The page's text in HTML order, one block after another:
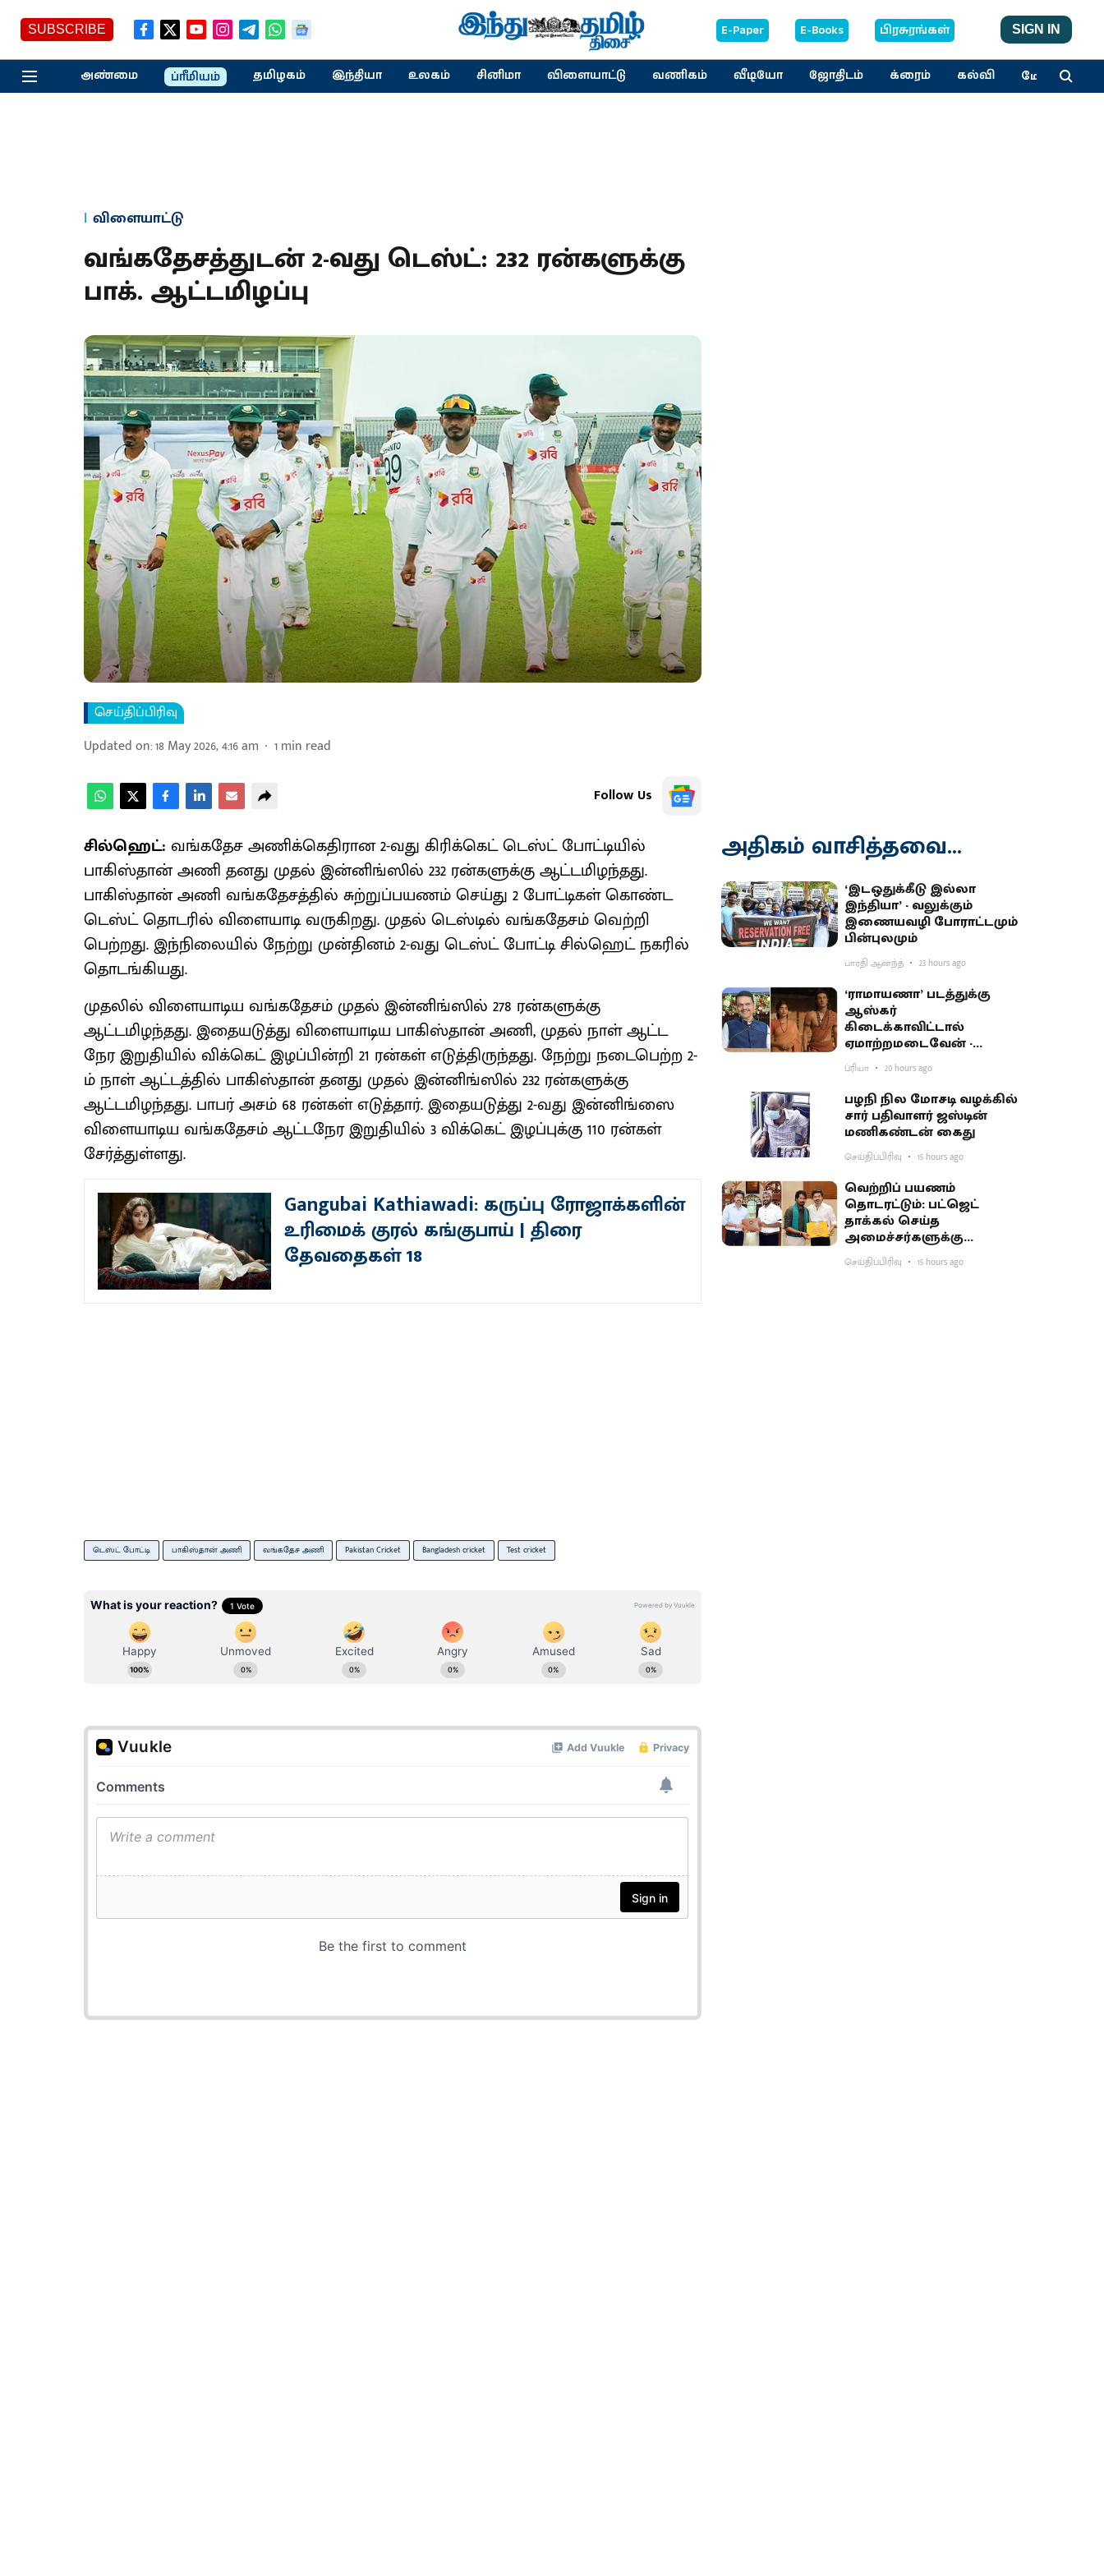
SUBSCRIBE E-Paper E-Books பிரசுரங்கள் SIGN IN
அண்மை ப்ரீமியம் தமிழகம் இந்தியா உலகம் சினிமா விளையாட்டு வணிகம் வீடியோ ஜோதிடம் க்ரைம் கல்வி மேலும்
விளையாட்டு
வங்கதேசத்துடன் 2-வது டெஸ்ட்: 232 ரன்களுக்கு
பாக். ஆட்டமிழப்பு
செய்திப்பிரிவு
Updated on:18 May 2026, 4:16 am 1min read
Follow Us
சில்ஹெட்: வங்கதேச அணிக்கெதிரான 2-வது கிரிக்கெட் டெஸ்ட் போட்டியில்
பாகிஸ்தான் அணி தனது முதல் இன்னிங்ஸில் 232 ரன்களுக்கு ஆட்டமிழந்தது.
பாகிஸ்தான் அணி வங்கதேசத்தில் சுற்றுப்பயணம் செய்து 2 போட்டிகள் கொண்ட
டெஸ்ட் தொடரில் விளையாடி வருகிறது. முதல் டெஸ்டில் வங்கதேசம் வெற்றி
பெற்றது. இந்நிலையில் நேற்று முன்தினம் 2-வது டெஸ்ட் போட்டி சில்ஹெட் நகரில்
தொடங்கியது.
முதலில் விளையாடிய வங்கதேசம் முதல் இன்னிங்ஸில் 278 ரன்களுக்கு
ஆட்டமிழந்தது. இதையடுத்து விளையாடிய பாகிஸ்தான் அணி, முதல் நாள் ஆட்ட
நேர இறுதியில் விக்கெட் இழப்பின்றி 21 ரன்கள் எடுத்திருந்தது. நேற்று நடைபெற்ற 2-
ம் நாள் ஆட்டத்தில் பாகிஸ்தான் தனது முதல் இன்னிங்ஸில் 232 ரன்களுக்கு
ஆட்டமிழந்தது. பாபர் அசம் 68 ரன்கள் எடுத்தார். இதையடுத்து 2-வது இன்னிங்ஸை
விளையாடிய வங்கதேசம் ஆட்டநேர இறுதியில் 3 விக்கெட் இழப்புக்கு 110 ரன்கள்
சேர்த்துள்ளது.
Gangubai Kathiawadi: கருப்பு ரோஜாக்களின்
உரிமைக் குரல் கங்குபாய் | திரை
தேவதைகள் 18
டெஸ்ட் போட்டி பாகிஸ்தான் அணி வங்கதேச அணி Pakistan Cricket Bangladesh cricket Test cricket
அதிகம் வாசித்தவை...
‘இடஒதுக்கீடு இல்லா
இந்தியா’ - வலுக்கும்
இணையவழி போராட்டமும்
பின்புலமும்
பாரதி ஆனந்த் 23 hours ago
‘ராமாயணா’ படத்துக்கு
ஆஸ்கர்
கிடைக்காவிட்டால்
ஏமாற்றமடைவேன் -
மகாராஷ்டிர முதல்வர்
பகிர்வு
ப்ரியா 20 hours ago
பழநி நில மோசடி வழக்கில்
சார் பதிவாளர் ஜஸ்டின்
மணிகண்டன் கைது
செய்திப்பிரிவு 15 hours ago
வெற்றிப் பயணம்
தொடரட்டும்: பட்ஜெட்
தாக்கல் செய்த
அமைச்சர்களுக்கு
முதல்வர் விஜய் பாராட்டு
செய்திப்பிரிவு 15 hours ago